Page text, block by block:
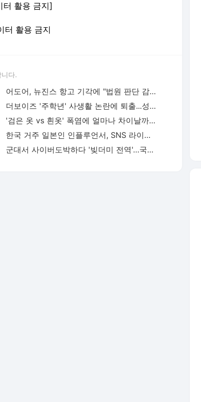
터 활용 금지]
터 활용 금지
다.
어도어, 뉴진스 항고 기각에 "법원 판단 감사…제자리로 돌아오길"
더보이즈 '주학년' 사생활 논란에 퇴출...성매매는 부인
'검은 옷 vs 흰옷' 폭염에 얼마나 차이날까?...수도권 극한 더위 절정
한국 거주 일본인 인플루언서, SNS 라이브방송 도중 사망
군대서 사이버도박하다 '빚더미 전역'…국방부, 자진신고제 검토